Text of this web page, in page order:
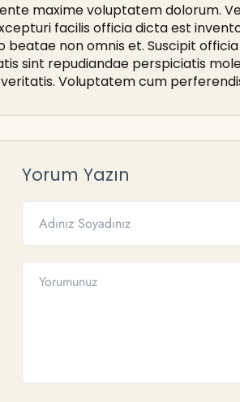
maxime voluptatem dolorum.
facilis officia dicta est
beatae non omnis et. Suscipit
sint repudiandae perspiciatis
Voluptatem cum
Yorum Yazın